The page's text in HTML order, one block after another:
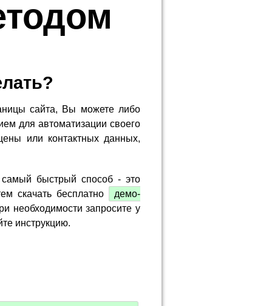
сайта, Вы можете либо
для автоматизации своего
или контактных данных,
быстрый способ - это
скачать бесплатно
демо-
необходимости запросите у
инструкцию.